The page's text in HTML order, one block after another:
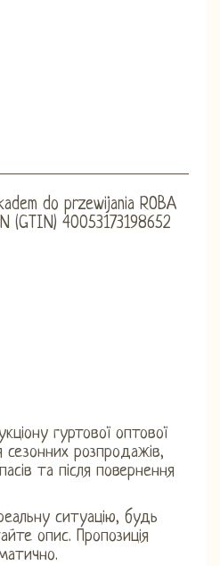
гуртової оптової
сезонних розпродажів,
та після повернення
ситуацію, будь
опис. Пропозиція